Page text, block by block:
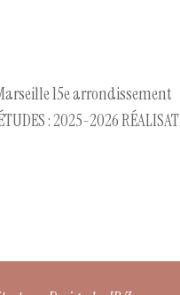
15e arrondissement
: 2025-2026